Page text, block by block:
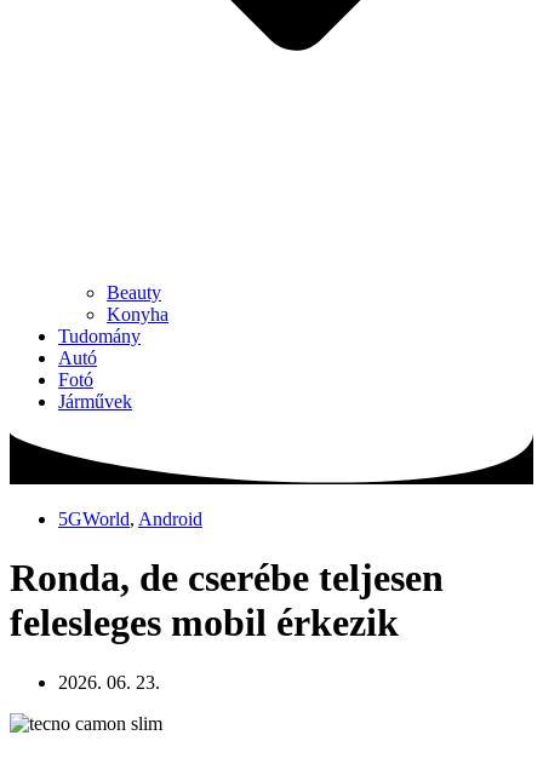
Beauty
Konyha
Tudomány
Autó
Fotó
Járművek
5GWorld, Android
Ronda, de cserébe teljesen
felesleges mobil érkezik
2026. 06. 23.